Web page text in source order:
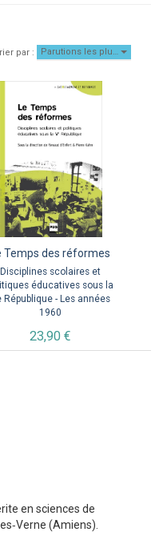
par : Parutions les plu…
Temps des réformes
Disciplines scolaires et
éducatives sous la
République - Les années
1960
23,90 €
en sciences de
(Amiens).